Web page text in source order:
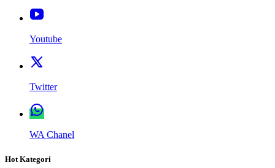
Youtube
Twitter
WA Chanel
Hot Kategori